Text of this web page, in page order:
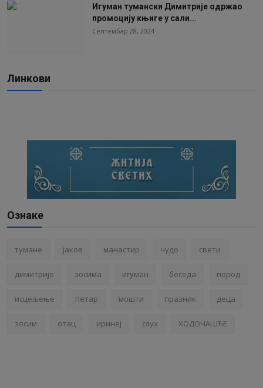
Игуман тумански Димитрије одржао
промоцију књиге у сали...
Септембар 28, 2024
Линкови
Ознаке
тумане јаков манастир чудо свети
димитрије зосима игуман беседа пород
исцељење петар мошти празник деца
зосим отац иринеј слух ХОДОЧАШЋЕ